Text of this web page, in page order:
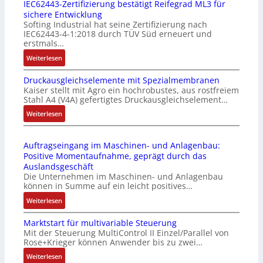
d
u
s
t
r
i
e
-
P
C
l
ä
s
t
s
i
c
h
f
l
e
x
i
i
l
f
u
n
k
m
o
d
u
l
e
r
i
n
g
e
n
4
G
u
n
d
IEC62443-Zertifizierung bestätigt Reifegrad ML3 für
sichere Entwicklung
Softing Industrial hat seine Zertifizierung nach
IEC62443-4-1:2018 durch TÜV Süd erneuert und
erstmals…
Weiterlesen:
I
E
6
2
4
3
-
Z
e
r
t
i
f
i
z
i
Druckausgleichselemente mit Spezialmembranen
Kaiser stellt mit Agro ein hochrobustes, aus rostfreiem
Stahl A4 (V4A) gefertigtes Druckausgleichselement…
Weiterlesen:
D
u
c
k
a
u
s
g
l
e
i
c
Auftragseingang im Maschinen- und Anlagenbau:
Positive Momentaufnahme, geprägt durch das
Auslandsgeschäft
Die Unternehmen im Maschinen- und Anlagenbau
können in Summe auf ein leicht positives…
Weiterlesen:
A
u
f
t
r
Marktstart für multivariable Steuerung
Mit der Steuerung MultiControl II Einzel/Parallel von
Rose+Krieger können Anwender bis zu zwei…
Weiterlesen: